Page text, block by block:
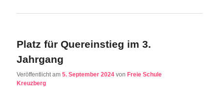
Platz für Quereinstieg im 3.
Jahrgang
Veröffentlicht am5. September 2024 vonFreie Schule
Kreuzberg